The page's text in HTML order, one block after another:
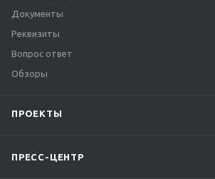
Документы
Реквизиты
Вопрос ответ
Обзоры
ПРОЕКТЫ
ПРЕСС-ЦЕНТР